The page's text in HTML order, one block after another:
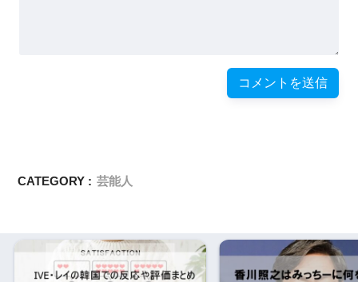
CATEGORY : 芸能人